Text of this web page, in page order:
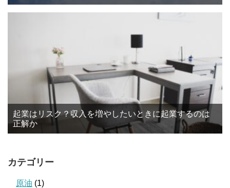
起業はリスク？収入を増やしたいときに起業するのは
正解か
カテゴリー
原油 (1)